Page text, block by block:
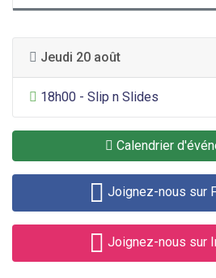
Jeudi 20 août
Divertissement général
18h00 - Slip n Slides
Calendrier
Joignez-nous sur
Joignez-nous sur